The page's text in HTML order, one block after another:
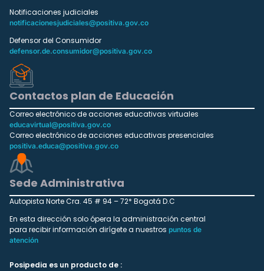
Notificaciones judiciales
notificacionesjudiciales@positiva.gov.co
Defensor del Consumidor
defensor.de.consumidor@positiva.gov.co
Contactos plan de Educación
Correo electrónico de acciones educativas virtuales
educavirtual@positiva.gov.co
Correo electrónico de acciones educativas presenciales
positiva.educa@positiva.gov.co
Sede Administrativa
Autopista Norte Cra. 45 # 94 – 72* Bogotá D.C
En esta dirección solo ópera la administración central
para recibir información dirígete a nuestros puntos de
atención
Posipedia es un producto de :